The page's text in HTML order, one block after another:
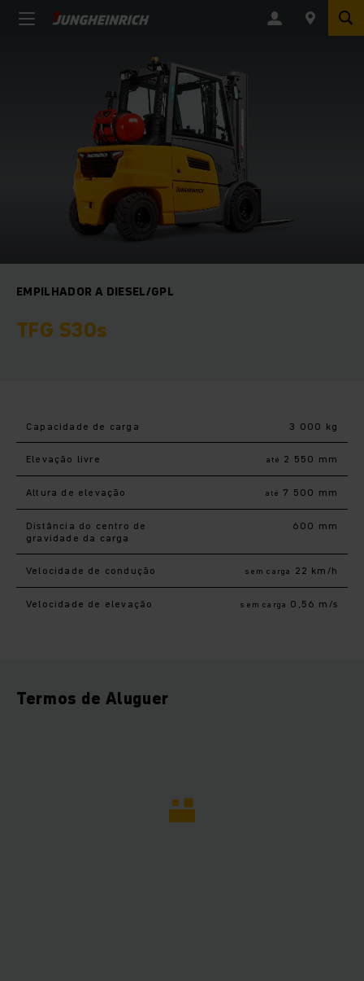
EMPILHADOR A DIESEL/GPL
TFG S30s
Capacidade de carga 3 000 kg
Elevação livre até 2 550 mm
Altura de elevação até 7 500 mm
Distância do centro de
gravidade da carga
600 mm
Velocidade de condução sem carga 22 km/h
Velocidade de elevação sem carga 0,56 m/s
Termos de Aluguer